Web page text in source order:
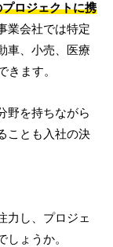
ロジェクトに携
業会社では特定
車、小売、医療
きます。
野を持ちながら
ことも入社の決
力し、プロジェ
ょうか。